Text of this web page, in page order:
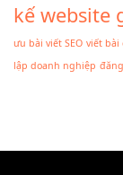
kế website
ưu bài viết SEO viết bài
lập doanh nghiệp